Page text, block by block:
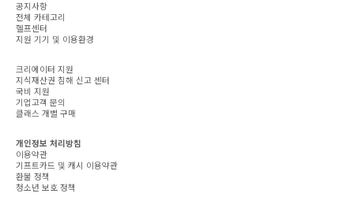
공지사항
전체 카테고리
헬프센터
지원 기기 및 이용환경
크리에이터 지원
지식재산권 침해 신고 센터
국비 지원
기업고객 문의
클래스 개별 구매
개인정보 처리방침
이용약관
기프트카드 및 캐시 이용약관
환불 정책
청소년 보호 정책